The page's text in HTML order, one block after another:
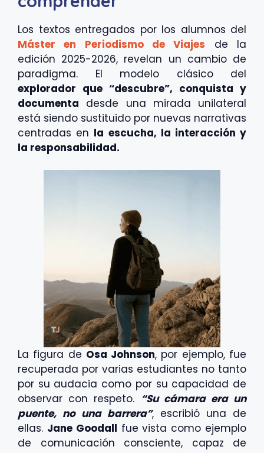
Los textos entregados por los alumnos del
Máster en Periodismo de Viajes de la
edición 2025-2026, revelan un cambio de
paradigma. El modelo clásico del
explorador que “descubre”, conquista y
documenta desde una mirada unilateral
está siendo sustituido por nuevas narrativas
centradas en la escucha, la interacción y
la responsabilidad.
La figura de Osa Johnson, por ejemplo, fue
recuperada por varias estudiantes no tanto
por su audacia como por su capacidad de
observar con respeto. “Su cámara era un
puente, no una barrera”, escribió una de
ellas. Jane Goodall fue vista como ejemplo
de comunicación consciente, capaz de